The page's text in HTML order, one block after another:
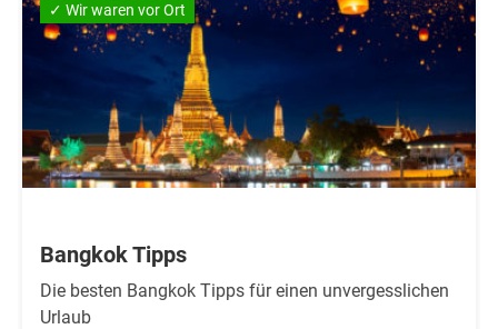
✓ Wir waren vor Ort
Bangkok Tipps
Die besten Bangkok Tipps für einen unvergesslichen
Urlaub